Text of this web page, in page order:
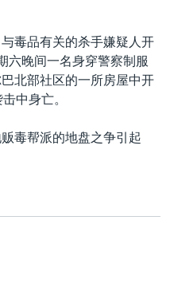
毒品有关的杀手嫌疑人开
六晚间一名身穿警察制服
北部社区的一所房屋中开
中身亡。
毒帮派的地盘之争引起